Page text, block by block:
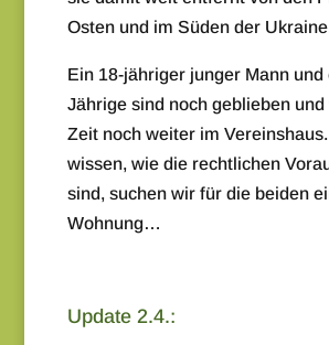
Osten und im Süden der
Ein 18-jähriger junger Mann und
Jährige sind noch geblieben
Zeit noch weiter im
wissen, wie die rechtlichen
sind, suchen wir für die beiden
Wohnung…
Update 2.4.: